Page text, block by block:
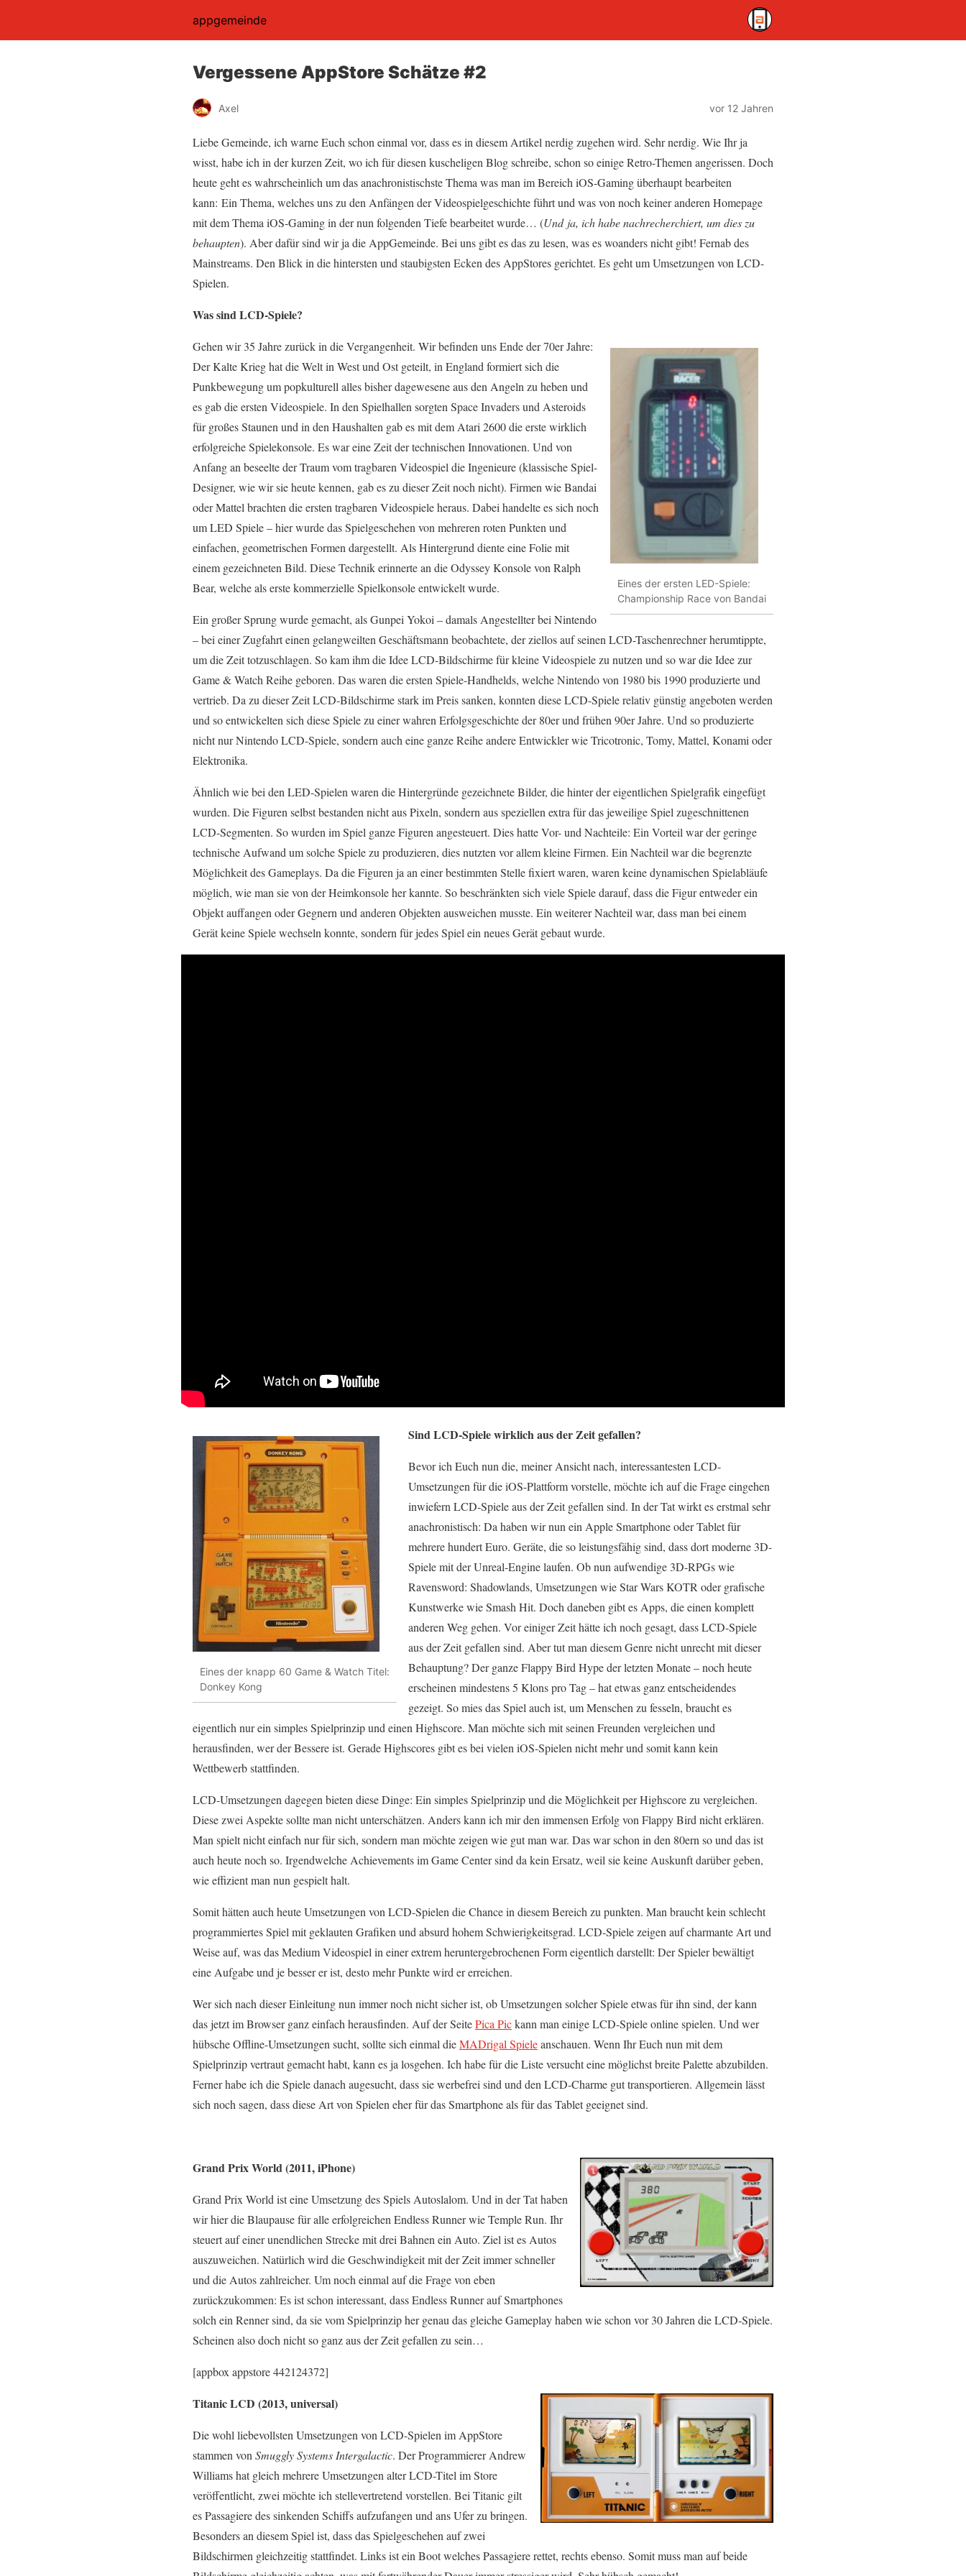
appgemeinde
Vergessene AppStore Schätze #2
Axel vor 12 Jahren
Liebe Gemeinde, ich warne Euch schon einmal vor, dass es in diesem Artikel nerdig zugehen wird. Sehr nerdig. Wie Ihr ja
wisst, habe ich in der kurzen Zeit, wo ich für diesen kuscheligen Blog schreibe, schon so einige Retro-Themen angerissen. Doch
heute geht es wahrscheinlich um das anachronistischste Thema was man im Bereich iOS-Gaming überhaupt bearbeiten
kann: Ein Thema, welches uns zu den Anfängen der Videospielgeschichte führt und was von noch keiner anderen Homepage
mit dem Thema iOS-Gaming in der nun folgenden Tiefe bearbeitet wurde… (Und ja, ich habe nachrecherchiert, um dies zu
behaupten). Aber dafür sind wir ja die AppGemeinde. Bei uns gibt es das zu lesen, was es woanders nicht gibt! Fernab des
Mainstreams. Den Blick in die hintersten und staubigsten Ecken des AppStores gerichtet. Es geht um Umsetzungen von LCD-
Spielen.
Was sind LCD-Spiele?
Eines der ersten LED-Spiele:
Championship Race von Bandai
Gehen wir 35 Jahre zurück in die Vergangenheit. Wir befinden uns Ende der 70er Jahre:
Der Kalte Krieg hat die Welt in West und Ost geteilt, in England formiert sich die
Punkbewegung um popkulturell alles bisher dagewesene aus den Angeln zu heben und
es gab die ersten Videospiele. In den Spielhallen sorgten Space Invaders und Asteroids
für großes Staunen und in den Haushalten gab es mit dem Atari 2600 die erste wirklich
erfolgreiche Spielekonsole. Es war eine Zeit der technischen Innovationen. Und von
Anfang an beseelte der Traum vom tragbaren Videospiel die Ingenieure (klassische Spiel-
Designer, wie wir sie heute kennen, gab es zu dieser Zeit noch nicht). Firmen wie Bandai
oder Mattel brachten die ersten tragbaren Videospiele heraus. Dabei handelte es sich noch
um LED Spiele – hier wurde das Spielgeschehen von mehreren roten Punkten und
einfachen, geometrischen Formen dargestellt. Als Hintergrund diente eine Folie mit
einem gezeichneten Bild. Diese Technik erinnerte an die Odyssey Konsole von Ralph
Bear, welche als erste kommerzielle Spielkonsole entwickelt wurde.
Ein großer Sprung wurde gemacht, als Gunpei Yokoi – damals Angestellter bei Nintendo
– bei einer Zugfahrt einen gelangweilten Geschäftsmann beobachtete, der ziellos auf seinen LCD-Taschenrechner herumtippte,
um die Zeit totzuschlagen. So kam ihm die Idee LCD-Bildschirme für kleine Videospiele zu nutzen und so war die Idee zur
Game & Watch Reihe geboren. Das waren die ersten Spiele-Handhelds, welche Nintendo von 1980 bis 1990 produzierte und
vertrieb. Da zu dieser Zeit LCD-Bildschirme stark im Preis sanken, konnten diese LCD-Spiele relativ günstig angeboten werden
und so entwickelten sich diese Spiele zu einer wahren Erfolgsgeschichte der 80er und frühen 90er Jahre. Und so produzierte
nicht nur Nintendo LCD-Spiele, sondern auch eine ganze Reihe andere Entwickler wie Tricotronic, Tomy, Mattel, Konami oder
Elektronika.
Ähnlich wie bei den LED-Spielen waren die Hintergründe gezeichnete Bilder, die hinter der eigentlichen Spielgrafik eingefügt
wurden. Die Figuren selbst bestanden nicht aus Pixeln, sondern aus speziellen extra für das jeweilige Spiel zugeschnittenen
LCD-Segmenten. So wurden im Spiel ganze Figuren angesteuert. Dies hatte Vor- und Nachteile: Ein Vorteil war der geringe
technische Aufwand um solche Spiele zu produzieren, dies nutzten vor allem kleine Firmen. Ein Nachteil war die begrenzte
Möglichkeit des Gameplays. Da die Figuren ja an einer bestimmten Stelle fixiert waren, waren keine dynamischen Spielabläufe
möglich, wie man sie von der Heimkonsole her kannte. So beschränkten sich viele Spiele darauf, dass die Figur entweder ein
Objekt auffangen oder Gegnern und anderen Objekten ausweichen musste. Ein weiterer Nachteil war, dass man bei einem
Gerät keine Spiele wechseln konnte, sondern für jedes Spiel ein neues Gerät gebaut wurde.
Eines der knapp 60 Game & Watch Titel:
Donkey Kong
Sind LCD-Spiele wirklich aus der Zeit gefallen?
Bevor ich Euch nun die, meiner Ansicht nach, interessantesten LCD-
Umsetzungen für die iOS-Plattform vorstelle, möchte ich auf die Frage eingehen
inwiefern LCD-Spiele aus der Zeit gefallen sind. In der Tat wirkt es erstmal sehr
anachronistisch: Da haben wir nun ein Apple Smartphone oder Tablet für
mehrere hundert Euro. Geräte, die so leistungsfähig sind, dass dort moderne 3D-
Spiele mit der Unreal-Engine laufen. Ob nun aufwendige 3D-RPGs wie
Ravensword: Shadowlands, Umsetzungen wie Star Wars KOTR oder grafische
Kunstwerke wie Smash Hit. Doch daneben gibt es Apps, die einen komplett
anderen Weg gehen. Vor einiger Zeit hätte ich noch gesagt, dass LCD-Spiele
aus der Zeit gefallen sind. Aber tut man diesem Genre nicht unrecht mit dieser
Behauptung? Der ganze Flappy Bird Hype der letzten Monate – noch heute
erscheinen mindestens 5 Klons pro Tag – hat etwas ganz entscheidendes
gezeigt. So mies das Spiel auch ist, um Menschen zu fesseln, braucht es
eigentlich nur ein simples Spielprinzip und einen Highscore. Man möchte sich mit seinen Freunden vergleichen und
herausfinden, wer der Bessere ist. Gerade Highscores gibt es bei vielen iOS-Spielen nicht mehr und somit kann kein
Wettbewerb stattfinden.
LCD-Umsetzungen dagegen bieten diese Dinge: Ein simples Spielprinzip und die Möglichkeit per Highscore zu vergleichen.
Diese zwei Aspekte sollte man nicht unterschätzen. Anders kann ich mir den immensen Erfolg von Flappy Bird nicht erklären.
Man spielt nicht einfach nur für sich, sondern man möchte zeigen wie gut man war. Das war schon in den 80ern so und das ist
auch heute noch so. Irgendwelche Achievements im Game Center sind da kein Ersatz, weil sie keine Auskunft darüber geben,
wie effizient man nun gespielt halt.
Somit hätten auch heute Umsetzungen von LCD-Spielen die Chance in diesem Bereich zu punkten. Man braucht kein schlecht
programmiertes Spiel mit geklauten Grafiken und absurd hohem Schwierigkeitsgrad. LCD-Spiele zeigen auf charmante Art und
Weise auf, was das Medium Videospiel in einer extrem heruntergebrochenen Form eigentlich darstellt: Der Spieler bewältigt
eine Aufgabe und je besser er ist, desto mehr Punkte wird er erreichen.
Wer sich nach dieser Einleitung nun immer noch nicht sicher ist, ob Umsetzungen solcher Spiele etwas für ihn sind, der kann
das jetzt im Browser ganz einfach herausfinden. Auf der SeitePica Pickann man einige LCD-Spiele online spielen. Und wer
hübsche Offline-Umsetzungen sucht, sollte sich einmal dieMADrigal Spieleanschauen. Wenn Ihr Euch nun mit dem
Spielprinzip vertraut gemacht habt, kann es ja losgehen. Ich habe für die Liste versucht eine möglichst breite Palette abzubilden.
Ferner habe ich die Spiele danach augesucht, dass sie werbefrei sind und den LCD-Charme gut transportieren. Allgemein lässt
sich noch sagen, dass diese Art von Spielen eher für das Smartphone als für das Tablet geeignet sind.
Grand Prix World (2011, iPhone)
Grand Prix World ist eine Umsetzung des Spiels Autoslalom. Und in der Tat haben
wir hier die Blaupause für alle erfolgreichen Endless Runner wie Temple Run. Ihr
steuert auf einer unendlichen Strecke mit drei Bahnen ein Auto. Ziel ist es Autos
auszuweichen. Natürlich wird die Geschwindigkeit mit der Zeit immer schneller
und die Autos zahlreicher. Um noch einmal auf die Frage von eben
zurückzukommen: Es ist schon interessant, dass Endless Runner auf Smartphones
solch ein Renner sind, da sie vom Spielprinzip her genau das gleiche Gameplay haben wie schon vor 30 Jahren die LCD-Spiele.
Scheinen also doch nicht so ganz aus der Zeit gefallen zu sein…
[appbox appstore 442124372]
Titanic LCD (2013, universal)
Die wohl liebevollsten Umsetzungen von LCD-Spielen im AppStore
stammen von Smuggly Systems Intergalactic. Der Programmierer Andrew
Williams hat gleich mehrere Umsetzungen alter LCD-Titel im Store
veröffentlicht, zwei möchte ich stellevertretend vorstellen. Bei Titanic gilt
es Passagiere des sinkenden Schiffs aufzufangen und ans Ufer zu bringen.
Besonders an diesem Spiel ist, dass das Spielgeschehen auf zwei
Bildschirmen gleichzeitig stattfindet. Links ist ein Boot welches Passagiere rettet, rechts ebenso. Somit muss man auf beide